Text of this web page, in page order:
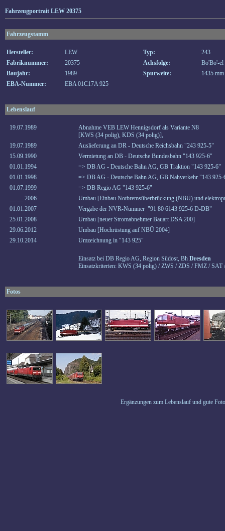
Fahrzeugportrait LEW 20375
Fahrzeugstamm
Hersteller: LEW Typ:
243
Fabriknummer:
20375 Achsfolge:
Bo'Bo'-el
Baujahr:
1989 Spurweite:
1435 mm
EBA-Nummer:
EBA 01C17A 925
Lebenslauf
19.07.1989
Abnahme VEB LEW Hennigsdorf als Variante N8
[KWS (34 polig), KDS (34 polig)],
19.07.1989
Auslieferung an DR - Deutsche Reichsbahn "243 925-5"
15.09.1990
Vermietung an DB - Deutsche Bundesbahn "143 925-6"
01.01.1994
=> DB AG - Deutsche Bahn AG, GB Traktion "143 925-6"
01.01.1998
=> DB AG - Deutsche Bahn AG, GB Nahverkehr "143 925-
01.07.1999
=> DB Regio AG "143 925-6"
__.__.2006
Umbau [Einbau Notbremsüberbrückung (NBÜ) und
01.01.2007
Vergabe der NVR-Nummer "91 80 6143 925-6 D-DB"
25.01.2008
Umbau [neuer Stromabnehmer Bauart DSA 200]
29.06.2012
Umbau [Hochrüstung auf NBÜ 2004]
29.10.2014
Umzeichnung in "143 925"
Einsatz bei DB Regio AG, Region Südost, Bh Dresden
Einsatzkriterien: KWS (34 polig) / ZWS / ZDS / FMZ /
Fotos
Ergänzungen zum Lebenslauf und gute